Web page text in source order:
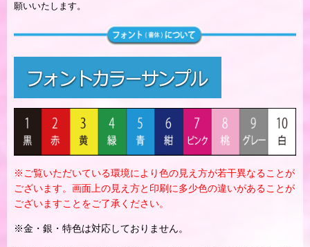
願いいたします。
※ご覧いただいている環境により色の見え方が若干異なることが
ございます。画面上の見え方と印刷に多少色の違いがあることが
ございますことをご了承ください。
※金・銀・特色は対応しておりません。